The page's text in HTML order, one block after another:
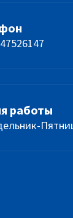
работы